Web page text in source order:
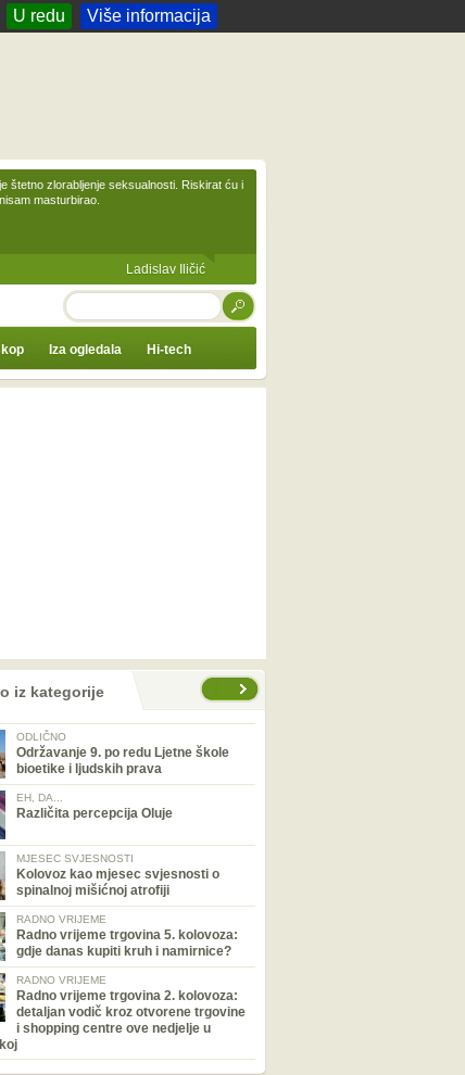
U redu Više informacija
štetno zlorabljenje seksualnosti. Riskirat ću i
masturbirao.
Ladislav Iličić
TRAŽI
Iza ogledala Hi-tech
iz kategorije
ODLIČNO
Održavanje 9. po redu Ljetne škole
bioetike i ljudskih prava
EH, DA...
Različita percepcija Oluje
MJESEC SVJESNOSTI
Kolovoz kao mjesec svjesnosti o
spinalnoj mišićnoj atrofiji
RADNO VRIJEME
Radno vrijeme trgovina 5. kolovoza:
gdje danas kupiti kruh i namirnice?
RADNO VRIJEME
Radno vrijeme trgovina 2. kolovoza:
detaljan vodič kroz otvorene trgovine
i shopping centre ove nedjelje u